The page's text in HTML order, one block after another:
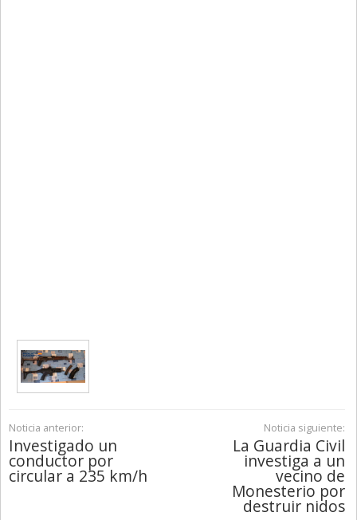
Noticia anterior:
Investigado un
conductor por
circular a 235 km/h
Noticia siguiente:
La Guardia Civil
investiga a un
vecino de
Monesterio por
destruir nidos